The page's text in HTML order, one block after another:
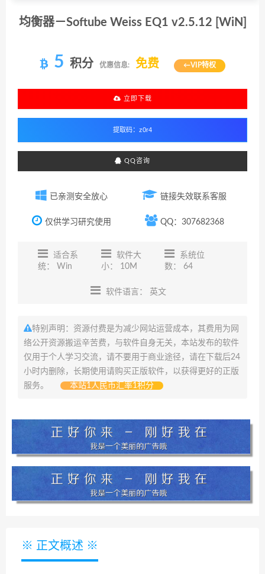
均衡器－Softube Weiss EQ1 v2.5.12 [WiN]
5 积分 优惠信息: 免费 ←VIP特权
立即下载
QQ咨询
已亲测安全放心
仅供学习研究使用
链接失效联系客服
QQ：307682368
适合系
统： Win
软件大
小： 10M
系统位
数： 64
软件语言： 英文
特别声明：资源付费是为减少网站运营成本，其费用为网
络公开资源搬运辛苦费，与软件自身无关，本站发布的软件
仅用于个人学习交流，请不要用于商业途径，请在下载后24
小时内删除，长期使用请购买正版软件，以获得更好的正版
服务。
本站1人民币汇率1积分
※ 正文概述 ※